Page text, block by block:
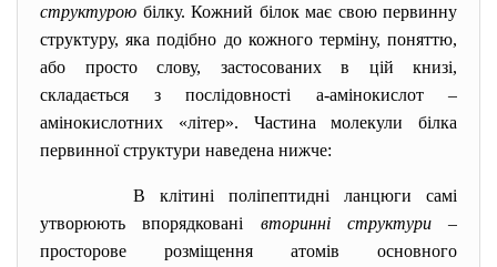
структурою білку. Кожний білок має свою первинну
структуру, яка подібно до кожного терміну, поняттю,
або просто слову, застосованих в цій книзі,
складається з послідовності a-амінокислот –
амінокислотних «літер». Частина молекули білка
первинної структури наведена нижче:
В клітині поліпептидні ланцюги самі
утворюють впорядковані вторинні структури –
просторове розміщення атомів основного